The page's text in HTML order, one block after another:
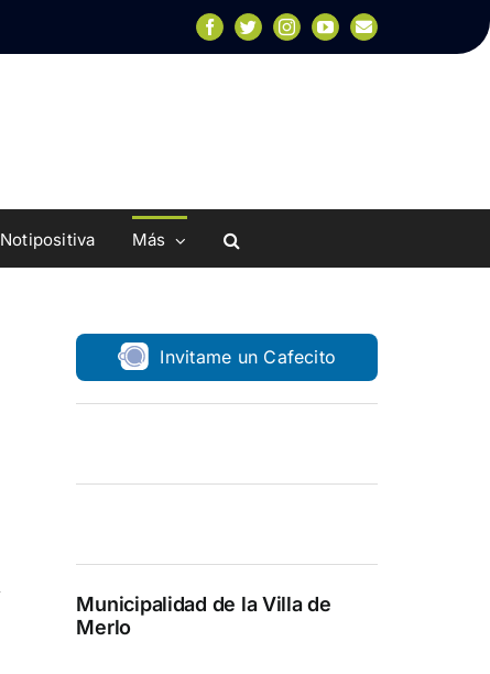
Facebook
TwitterInstagram
YouTubeEmail
Notipositiva Más
Invitame un Cafecito
Municipalidad de la Villa de
Merlo